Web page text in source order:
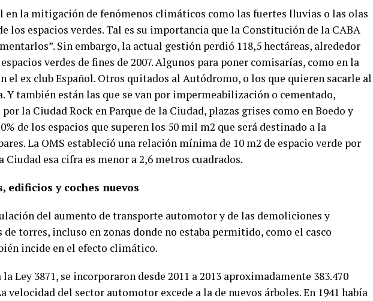
en la mitigación de fenómenos climáticos como las fuertes lluvias o las olas
los espacios verdes. Tal es su importancia que la Constitución de la CABA
Sin embargo, la actual gestión perdió 118,5 hectáreas, alrededor
verdes de fines de 2007. Algunos para poner comisarías, como en la
el ex club Español. Otros quitados al Autódromo, o los que quieren sacarle al
Y también están las que se van por impermeabilización o cementado,
la Ciudad Rock en Parque de la Ciudad, plazas grises como en Boedo y
de los espacios que superen los 50 mil m2 que será destinado a la
La OMS estableció una relación mínima de 10 m2 de espacio verde por
Ciudad esa cifra es menor a 2,6 metros cuadrados.
edificios y coches nuevos
del aumento de transporte automotor y de las demoliciones y
de torres, incluso en zonas donde no estaba permitido, como el casco
incide en el efecto climático.
Ley 3871, se incorporaron desde 2011 a 2013 aproximadamente 383.470
velocidad del sector automotor excede a la de nuevos árboles. En 1941 había